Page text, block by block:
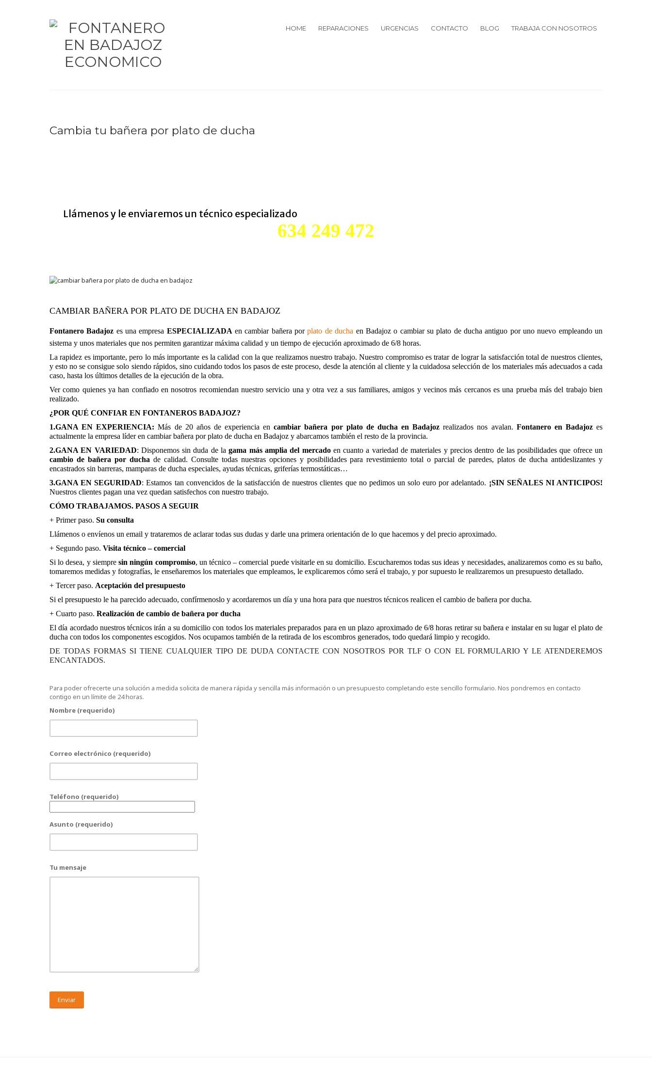
HOME REPARACIONES URGENCIAS CONTACTO BLOG TRABAJA CON NOSOTROS
Cambia tu bañera por plato de ducha
Llámenos y le enviaremos un técnico especializado
634 249 472
CAMBIAR BAÑERA POR PLATO DE DUCHA EN BADAJOZ
Fontanero Badajoz es una empresa ESPECIALIZADA en cambiar bañera porplato de ducha en Badajoz o cambiar su plato de ducha antiguo por uno nuevo empleando un
sistema y unos materiales que nos permiten garantizar máxima calidad y un tiempo de ejecución aproximado de 6/8 horas.
La rapidez es importante, pero lo más importante es la calidad con la que realizamos nuestro trabajo. Nuestro compromiso es tratar de lograr la satisfacción total de nuestros clientes,
y esto no se consigue solo siendo rápidos, sino cuidando todos los pasos de este proceso, desde la atención al cliente y la cuidadosa selección de los materiales más adecuados a cada
caso, hasta los últimos detalles de la ejecución de la obra.
Ver como quienes ya han confiado en nosotros recomiendan nuestro servicio una y otra vez a sus familiares, amigos y vecinos más cercanos es una prueba más del trabajo bien
realizado.
¿POR QUÉ CONFIAR EN FONTANEROS BADAJOZ?
1.GANA EN EXPERIENCIA:Más de 20 años de experiencia encambiar bañera por plato de ducha en Badajoz realizados nos avalan. Fontanero en Badajozes
actualmente la empresa líder en cambiar bañera por plato de ducha en Badajoz y abarcamos también el resto de la provincia.
2.GANA EN VARIEDAD: Disponemos sin duda de lagama más amplia del mercadoen cuanto a variedad de materiales y precios dentro de las posibilidades que ofrece un
cambio de bañera por ducha de calidad. Consulte todas nuestras opciones y posibilidades para revestimiento total o parcial de paredes, platos de ducha antideslizantes y
encastrados sin barreras, mamparas de ducha especiales, ayudas técnicas, griferías termostáticas…
3.GANA EN SEGURIDAD: Estamos tan convencidos de la satisfacción de nuestros clientes que no pedimos un solo euro por adelantado. ¡SIN SEÑALES NI ANTICIPOS!
Nuestros clientes pagan una vez quedan satisfechos con nuestro trabajo.
CÓMO TRABAJAMOS. PASOS A SEGUIR
+ Primer paso. Su consulta
Llámenos o envíenos un email y trataremos de aclarar todas sus dudas y darle una primera orientación de lo que hacemos y del precio aproximado.
+ Segundo paso. Visita técnico – comercial
Si lo desea, y siempresin ningún compromiso, un técnico – comercial puede visitarle en su domicilio. Escucharemos todas sus ideas y necesidades, analizaremos como es su baño,
tomaremos medidas y fotografías, le enseñaremos los materiales que empleamos, le explicaremos cómo será el trabajo, y por supuesto le realizaremos un presupuesto detallado.
+ Tercer paso. Aceptación del presupuesto
Si el presupuesto le ha parecido adecuado, confírmenoslo y acordaremos un día y una hora para que nuestros técnicos realicen el cambio de bañera por ducha.
+ Cuarto paso. Realización de cambio de bañera por ducha
El día acordado nuestros técnicos irán a su domicilio con todos los materiales preparados para en un plazo aproximado de 6/8 horas retirar su bañera e instalar en su lugar el plato de
ducha con todos los componentes escogidos. Nos ocupamos también de la retirada de los escombros generados, todo quedará limpio y recogido.
DE TODAS FORMAS SI TIENE CUALQUIER TIPO DE DUDA CONTACTE CON NOSOTROS POR TLF O CON EL FORMULARIO Y LE ATENDEREMOS
ENCANTADOS.
Para poder ofrecerte una solución a medida solicita de manera rápida y sencilla más información o un presupuesto completando este sencillo formulario. Nos pondremos en contacto
contigo en un límite de 24 horas.
Nombre (requerido)
Correo electrónico (requerido)
Teléfono (requerido)
Asunto (requerido)
Tu mensaje